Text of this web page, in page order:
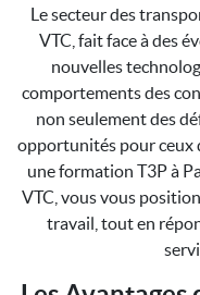
Le secteur des
VTC, fait face à des
nouvelles
comportements des
non seulement des
opportunités pour ceux
une formation T3P à
VTC, vous vous
travail, tout en